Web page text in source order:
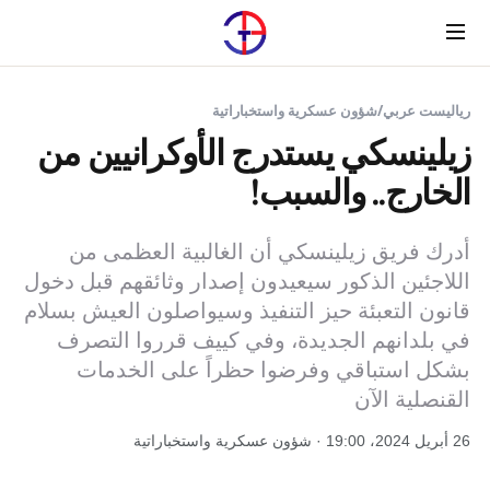
Menu
رياليست عربي/شؤون عسكرية واستخباراتية
زيلينسكي يستدرج الأوكرانيين من
الخارج.. والسبب!
أدرك فريق زيلينسكي أن الغالبية العظمى من
اللاجئين الذكور سيعيدون إصدار وثائقهم قبل دخول
قانون التعبئة حيز التنفيذ وسيواصلون العيش بسلام
في بلدانهم الجديدة، وفي كييف قرروا التصرف
بشكل استباقي وفرضوا حظراً على الخدمات
القنصلية الآن
26 أبريل 2024، 19:00 · شؤون عسكرية واستخباراتية